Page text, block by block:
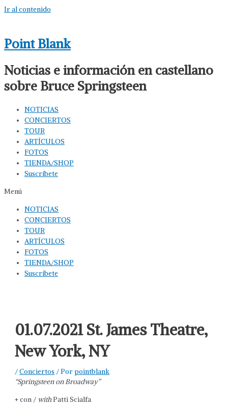
Ir al contenido
Point Blank
Noticias e información en castellano
sobre Bruce Springsteen
NOTICIAS
CONCIERTOS
TOUR
ARTÍCULOS
FOTOS
TIENDA/SHOP
Suscríbete
Menú
NOTICIAS
CONCIERTOS
TOUR
ARTÍCULOS
FOTOS
TIENDA/SHOP
Suscríbete
01.07.2021 St. James Theatre,
New York, NY
/Conciertos / Porpointblank
“Springsteen on Broadway”
+ con / withPatti Scialfa